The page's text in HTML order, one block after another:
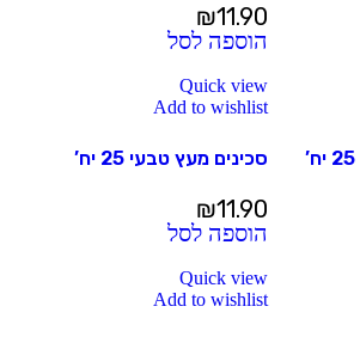
₪11.90
הוספה לסל
Quick view
Add to wishlist
סכינים מעץ טבעי 25 יח’
₪11.90
הוספה לסל
Quick view
Add to wishlist